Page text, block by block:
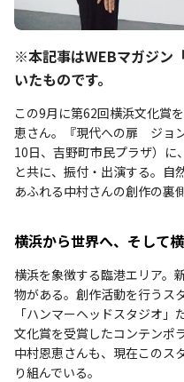
※本記事はWEBマガジン
いたものです。
この9月に第62回横浜文化賞
恵さん。『現代への扉 ジョ
10日、吉野町市民プラザ）に
と共に、振付・出演する。
あふれる中村さんの創作の裏
横浜から世界へ、そして
横浜を象徴する臨港エリア。
物がある。創作活動を行うス
「ハンマーヘッドスタジオ
文化賞を受賞したコンテンポ
中村恩恵さんも、現在このス
り組んでいる。